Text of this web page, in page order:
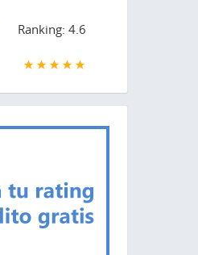
Ranking: 4.6